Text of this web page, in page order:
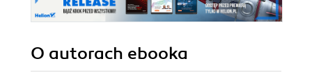
O autorach ebooka